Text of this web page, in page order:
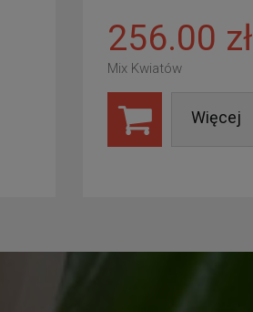
256.00 zł
Mix Kwiatów
Więcej